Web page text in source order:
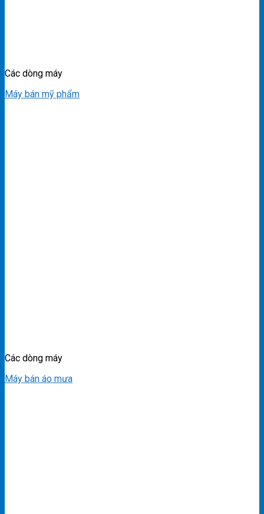
Các dòng máy
Máy bán mỹ phẩm
Các dòng máy
Máy bán áo mưa